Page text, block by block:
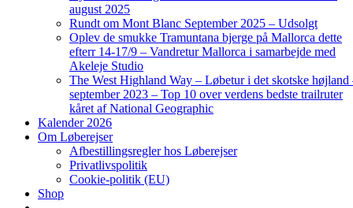
august 2025
Rundt om Mont Blanc September 2025 – Udsolgt
Oplev de smukke Tramuntana bjerge på Mallorca dette
efterr 14-17/9 – Vandretur Mallorca i samarbejde med
Akeleje Studio
The West Highland Way – Løbetur i det skotske højland
september 2023 – Top 10 over verdens bedste trailruter
kåret af National Geographic
Kalender 2026
Om Løberejser
Afbestillingsregler hos Løberejser
Privatlivspolitik
Cookie-politik (EU)
Shop